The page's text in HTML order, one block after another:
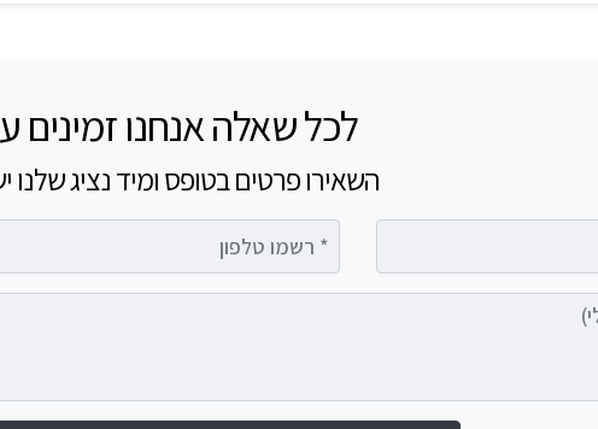
לכל שאלה אנחנו זמינים
השאירו פרטים בטופס ומיד נציג שלנו